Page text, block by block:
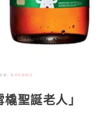
knnews
聖誕老人」